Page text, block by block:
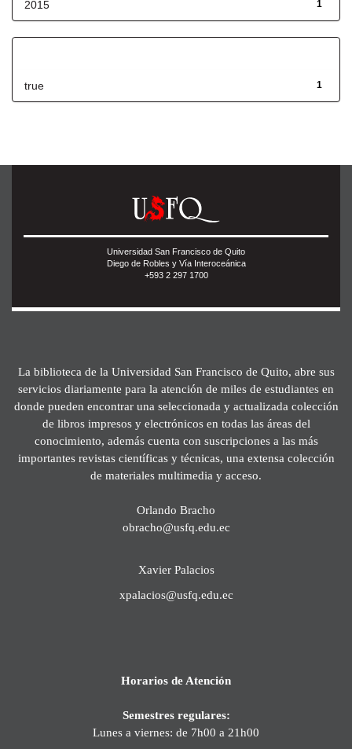
1
2015
1
true
Universidad San Francisco de Quito
Diego de Robles y Vía Interoceánica
+593 2 297 1700
La biblioteca de la Universidad San Francisco de Quito, abre sus
servicios diariamente para la atención de miles de estudiantes en
donde pueden encontrar una seleccionada y actualizada colección
de libros impresos y electrónicos en todas las áreas del
conocimiento, además cuenta con suscripciones a las más
importantes revistas científicas y técnicas, una extensa colección
de materiales multimedia y acceso.
Orlando Bracho
obracho@usfq.edu.ec
Xavier Palacios
xpalacios@usfq.edu.ec
Horarios de Atención
Semestres regulares:
Lunes a viernes: de 7h00 a 21h00